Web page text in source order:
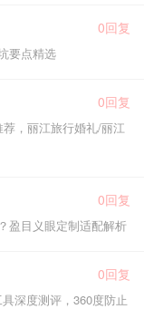
0回复
要点精选
0回复
，丽江旅行婚礼/丽江
0回复
盈目义眼定制适配解析
0回复
深度测评，360度防止